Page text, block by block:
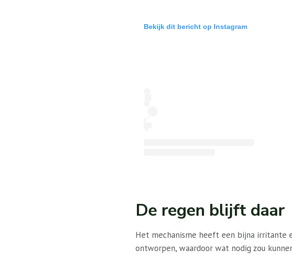
Bekijk dit bericht op Instagram
De regen blijft daar
Het mechanisme heeft een bijna irritante
ontworpen, waardoor wat nodig zou